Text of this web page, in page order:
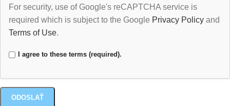
For security, use of Google's reCAPTCHA service is
required which is subject to the Google Privacy Policy and
Terms of Use.
I agree to these terms (required).